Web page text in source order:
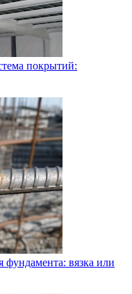
покрытий:
вязка или